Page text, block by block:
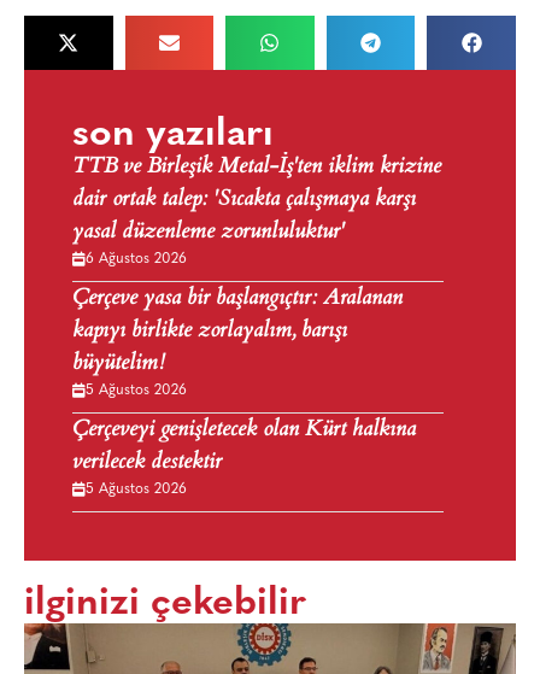
son yazıları
TTB ve Birleşik Metal-İş'ten iklim krizine
dair ortak talep: 'Sıcakta çalışmaya karşı
yasal düzenleme zorunluluktur'
6 Ağustos 2026
Çerçeve yasa bir başlangıçtır: Aralanan
kapıyı birlikte zorlayalım, barışı
büyütelim!
5 Ağustos 2026
Çerçeveyi genişletecek olan Kürt halkına
verilecek destektir
5 Ağustos 2026
ilginizi çekebilir